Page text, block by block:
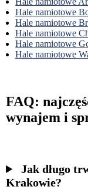
Hale namiotowe
Hale namiotowe
Hale namiotowe
Hale namiotowe
Hale namiotowe
FAQ:
wynajem i
Jak długo
Krakowie?